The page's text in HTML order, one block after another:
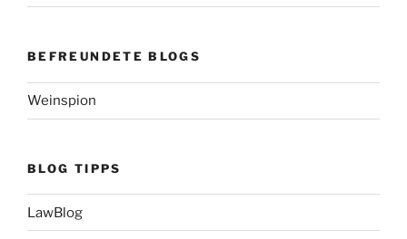
BEFREUNDETE BLOGS
Weinspion
BLOG TIPPS
LawBlog